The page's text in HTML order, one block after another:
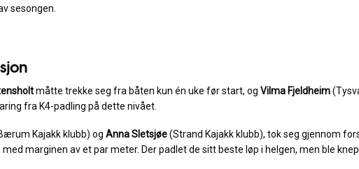
sesongen.
måtte trekke seg fra båten kun én uke før start, ogVilma Fjeldheim
fra K4-padling på dette nivået.
Kajakk klubb) ogAnna Sletsjøe(Strand Kajakk klubb), tok seg gjennom
marginen av et par meter. Der padlet de sitt beste løp i helgen, men ble